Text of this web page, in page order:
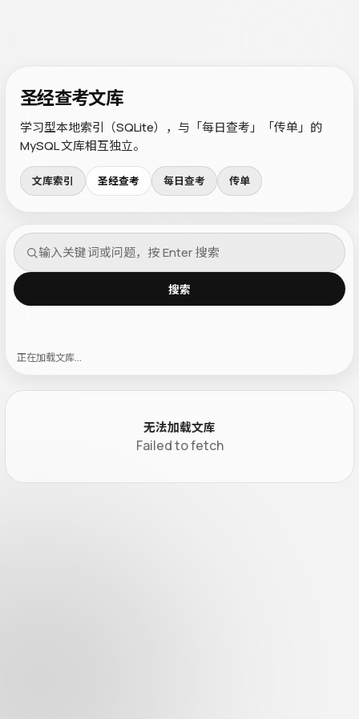
圣经查考文库
学习型本地索引（SQLite），与「每日查考」「传单」的
MySQL 文库相互独立。
文库索引 圣经查考 每日查考 传单
搜索
正在加载文库…
无法加载文库
Failed to fetch